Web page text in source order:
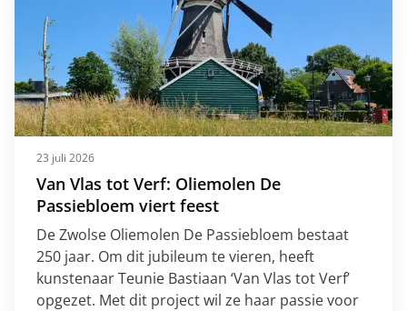
Van Vlas tot Verf: Oliemolen De
Passiebloem viert feest
23 juli 2026
De Zwolse Oliemolen De Passiebloem bestaat
250 jaar. Om dit jubileum te vieren, heeft
kunstenaar Teunie Bastiaan ‘Van Vlas tot Verf’
opgezet. Met dit project wil ze haar passie voor